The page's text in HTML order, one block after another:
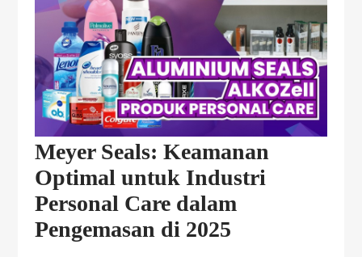
Meyer Seals: Keamanan
Optimal untuk Industri
Personal Care dalam
Pengemasan di 2025